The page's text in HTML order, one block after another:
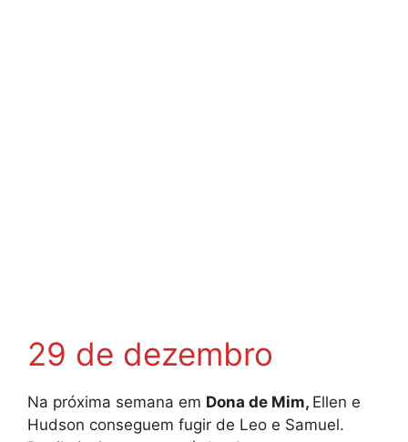
29 de dezembro
Na próxima semana em Dona de Mim, Ellen e
Hudson conseguem fugir de Leo e Samuel.